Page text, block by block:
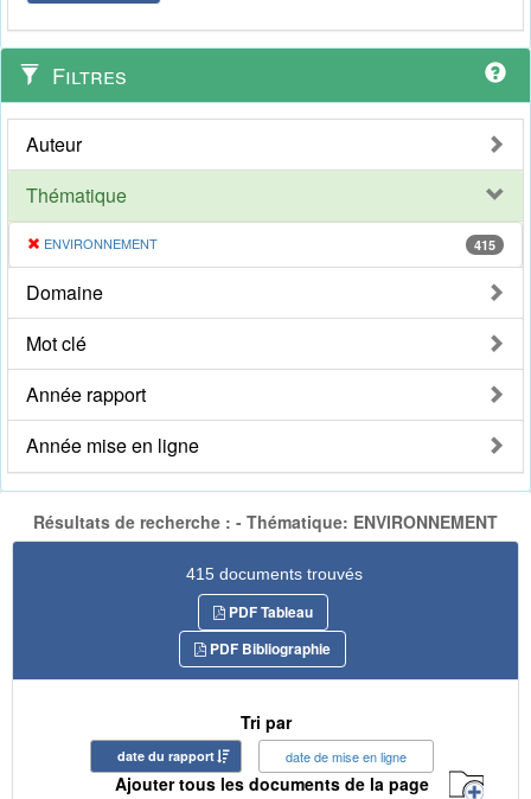
Filtres
Auteur
Thématique
ENVIRONNEMENT 415
Domaine
Mot clé
Année rapport
Année mise en ligne
Résultats de recherche : - Thématique: ENVIRONNEMENT
415 documents trouvés
PDF Tableau
PDF Bibliographie
Tri par
date du rapport date de mise en ligne
Ajouter tous les documents de la page